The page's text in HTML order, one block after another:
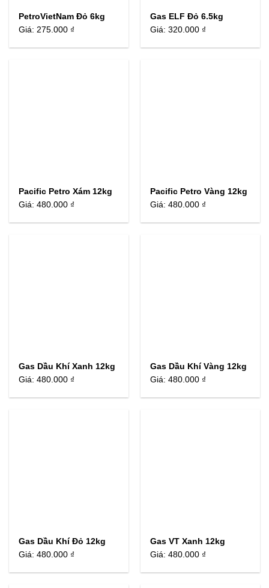
PetroVietNam Đỏ 6kg
Giá:275.000 ₫
Gas ELF Đỏ 6.5kg
Giá:320.000 ₫
Pacific Petro Xám 12kg
Giá:480.000 ₫
Pacific Petro Vàng 12kg
Giá:480.000 ₫
Gas Dầu Khí Xanh 12kg
Giá:480.000 ₫
Gas Dầu Khí Vàng 12kg
Giá:480.000 ₫
Gas Dầu Khí Đỏ 12kg
Giá:480.000 ₫
Gas VT Xanh 12kg
Giá:480.000 ₫